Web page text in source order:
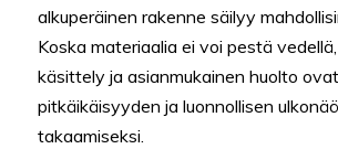
alkuperäinen rakenne säilyy
Koska materiaalia ei voi pestä
käsittely ja asianmukainen huolto
pitkäikäisyyden ja luonnollisen
takaamiseksi.